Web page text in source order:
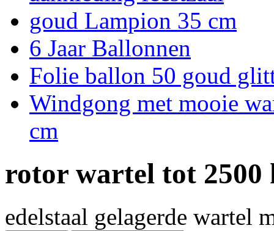
goud Lampion 35 cm
6 Jaar Ballonnen
Folie ballon 50 goud
Windgong met mooie
cm
rotor wartel tot 2500
edelstaal gelagerde wartel